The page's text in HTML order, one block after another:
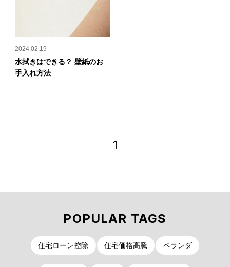
2024.02.19
水拭きはできる？ 壁紙のお
手入れ方法
1
POPULAR TAGS
住宅ローン控除 住宅価格高騰 ベランダ